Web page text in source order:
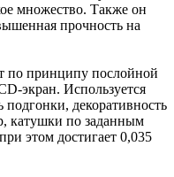
множество. Также он
прочность на
по принципу послойной
экран. Используется
подгонки, декоративность
катушки по заданным
этом достигает 0,035